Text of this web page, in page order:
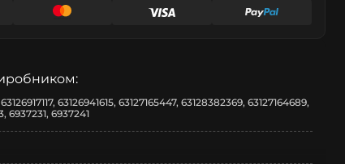
63126941615, 63127165447, 63128382369, 63127164689,
6937231, 6937241